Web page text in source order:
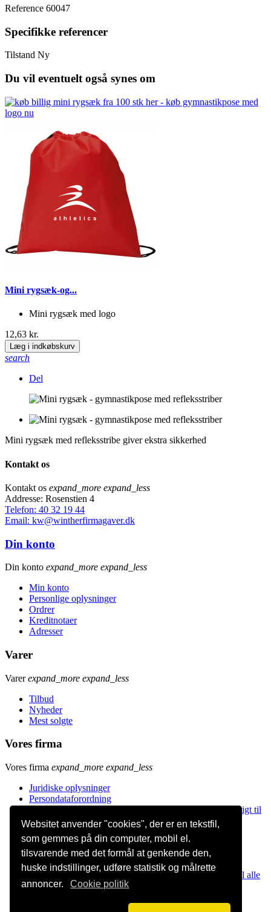
Websitet anvender "cookies", der er en tekstfil,
som gemmes på din computer, mobil el.
tilsvarende med det formål at genkende den,
huske indstillinger, udføre statistik og målrette
annoncer.
Cookie politik
Reference 60047
Specifikke referencer
Tilstand Ny
Du vil eventuelt også synes om
Mini rygsæk-og...
Mini rygsæk med logo
12,63 kr.
Læg i indkøbskurv
search
Del
Mini rygsæk med refleksstribe giver ekstra sikkerhed
Kontakt os
Kontakt os expand_more expand_less
Addresse: Rosenstien 4
Telefon: 40 32 19 44
Email: kw@wintherfirmagaver.dk
Din konto
Din konto expand_more expand_less
Min konto
Personlige oplysninger
Ordrer
Kreditnotaer
Adresser
Varer
Varer expand_more expand_less
Tilbud
Nyheder
Mest solgte
Vores firma
Vores firma expand_more expand_less
Juridiske oplysninger
Persondataforordning
Merchandise, firmagaver og reklameartikler leveres hurtigt til
alle brancher
Handelsbetingelser og leveringsvilkår
Levering og forsendelse
Kontakt os
Oversigt
Reklameartikler, merchandise og giveaways med logo til alle
brancher købes her